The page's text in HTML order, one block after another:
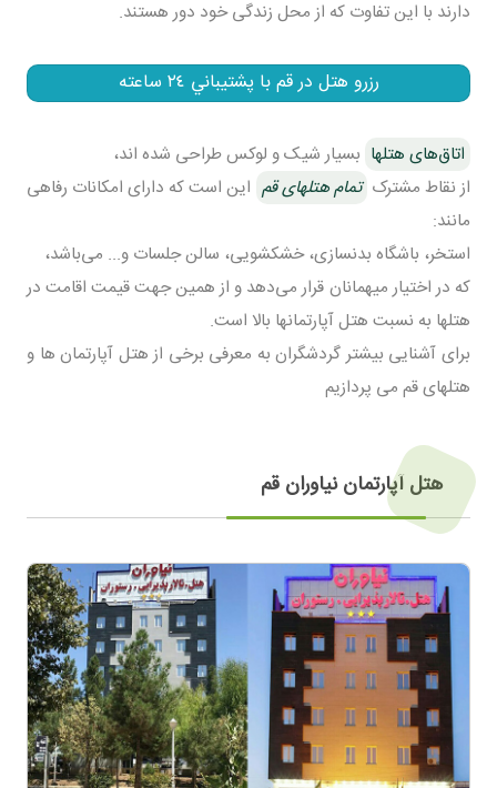
دارند با این تفاوت که از محل زندگی خود دور هستند.
رزرو هتل در قم با پشتيباني ٢٤ ساعته‎
اتاق‌های هتلها بسیار شیک و لوکس طراحی شده اند،
از نقاط مشترک تمام هتلهای قم این است که دارای امکانات رفاهی
مانند:
استخر، باشگاه بدنسازی، خشکشویی، سالن جلسات و... می‌باشد،
که در اختیار میهمانان قرار می‌دهد و از همین جهت قیمت اقامت در
هتلها به نسبت هتل آپارتمانها بالا است.
برای آشنایی بیشتر گردشگران به معرفی برخی از هتل آپارتمان ها و
هتلهای قم می پردازیم
هتل آپارتمان نیاوران قم